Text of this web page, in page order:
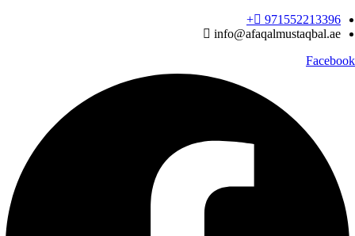
Skip
to
971552213396‬+
info@afaqalmustaqbal.ae
Facebook